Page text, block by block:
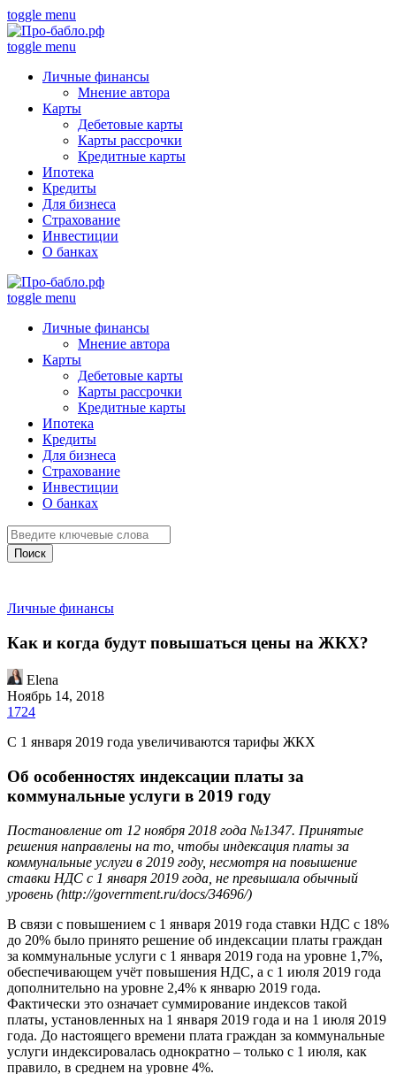
toggle menu
toggle menu
Личные финансы
Мнение автора
Карты
Дебетовые карты
Карты рассрочки
Кредитные карты
Ипотека
Кредиты
Для бизнеса
Страхование
Инвестиции
О банках
toggle menu
Личные финансы
Мнение автора
Карты
Дебетовые карты
Карты рассрочки
Кредитные карты
Ипотека
Кредиты
Для бизнеса
Страхование
Инвестиции
О банках
Поиск
Личные финансы
Как и когда будут повышаться цены на ЖКХ?
Elena
Ноябрь 14, 2018
1724
С 1 января 2019 года увеличиваются тарифы ЖКХ
Об особенностях индексации платы за
коммунальные услуги в 2019 году
Постановление от 12 ноября 2018 года №1347. Принятые
решения направлены на то, чтобы индексация платы за
коммунальные услуги в 2019 году, несмотря на повышение
ставки НДС с 1 января 2019 года, не превышала обычный
уровень (http://government.ru/docs/34696/)
В связи с повышением с 1 января 2019 года ставки НДС с 18%
до 20% было принято решение об индексации платы граждан
за коммунальные услуги с 1 января 2019 года на уровне 1,7%,
обеспечивающем учёт повышения НДС, а с 1 июля 2019 года
дополнительно на уровне 2,4% к январю 2019 года.
Фактически это означает суммирование индексов такой
платы, установленных на 1 января 2019 года и на 1 июля 2019
года. До настоящего времени плата граждан за коммунальные
услуги индексировалась однократно – только с 1 июля, как
правило, в среднем на уровне 4%.